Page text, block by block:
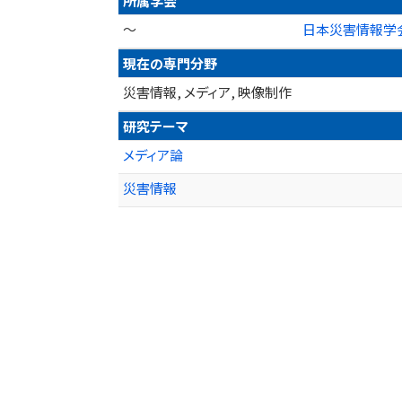
～
日本災害情報学
現在の専門分野
災害情報, メディア, 映像制作
研究テーマ
メディア論
災害情報